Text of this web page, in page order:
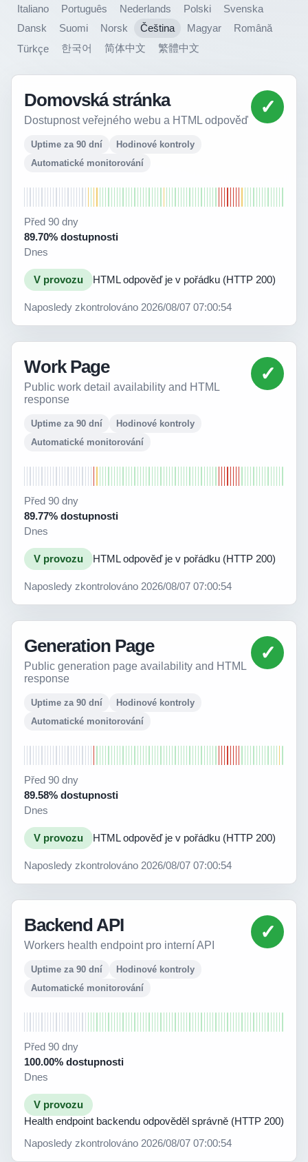
Italiano Português Nederlands Polski
Svenska
Dansk
Suomi Norsk Čeština Magyar
Română
Türkçe
한국어 简体中文 繁體中文
Domovská stránka
Dostupnost veřejného webu a HTML odpověď
Uptime za 90 dní
Hodinové kontroly
Automatické monitorování
✓
Před 90 dny
89.70% dostupnosti
Dnes
V provozu HTML odpověď je v pořádku (HTTP 200)
Naposledy zkontrolováno 2026/08/07 07:00:54
Work Page
Public work detail availability and HTML
response
Uptime za 90 dní
Hodinové kontroly
Automatické monitorování
✓
Před 90 dny
89.77% dostupnosti
Dnes
V provozu HTML odpověď je v pořádku (HTTP 200)
Naposledy zkontrolováno 2026/08/07 07:00:54
Generation Page
Public generation page availability and HTML
response
Uptime za 90 dní
Hodinové kontroly
Automatické monitorování
✓
Před 90 dny
89.58% dostupnosti
Dnes
V provozu HTML odpověď je v pořádku (HTTP 200)
Naposledy zkontrolováno 2026/08/07 07:00:54
Backend API
Workers health endpoint pro interní API
Uptime za 90 dní
Hodinové kontroly
Automatické monitorování
✓
Před 90 dny
100.00% dostupnosti
Dnes
V provozu
Health endpoint backendu odpověděl správně (HTTP 200)
Naposledy zkontrolováno 2026/08/07 07:00:54